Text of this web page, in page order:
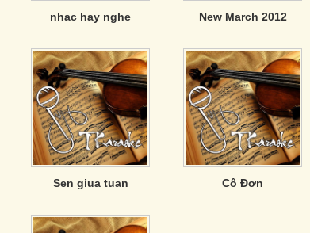
nhac hay nghe New March 2012
Sen giua tuan Cô Đơn